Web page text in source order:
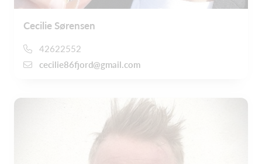
Cecilie Sørensen
42622552
cecilie86fjord@gmail.com